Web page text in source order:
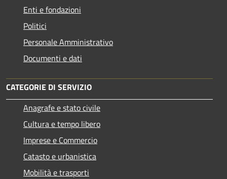
Enti e fondazioni
Politici
Personale Amministrativo
Documenti e dati
CATEGORIE DI SERVIZIO
Anagrafe e stato civile
Cultura e tempo libero
Imprese e Commercio
Catasto e urbanistica
Mobilità e trasporti